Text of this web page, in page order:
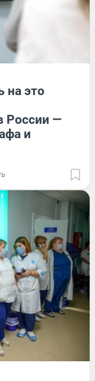
на это
России —
и